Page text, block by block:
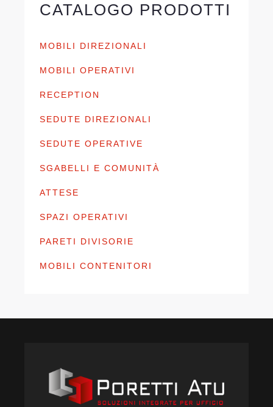
CATALOGO PRODOTTI
MOBILI DIREZIONALI
MOBILI OPERATIVI
RECEPTION
SEDUTE DIREZIONALI
SEDUTE OPERATIVE
SGABELLI E COMUNITÀ
ATTESE
SPAZI OPERATIVI
PARETI DIVISORIE
MOBILI CONTENITORI